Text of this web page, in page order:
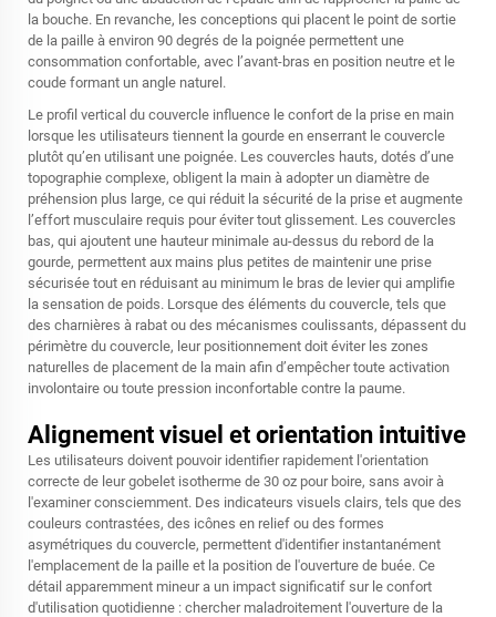
la bouche. En revanche, les conceptions qui placent le point de sortie
de la paille à environ 90 degrés de la poignée permettent une
consommation confortable, avec l’avant-bras en position neutre et le
coude formant un angle naturel.
Le profil vertical du couvercle influence le confort de la prise en main
lorsque les utilisateurs tiennent la gourde en enserrant le couvercle
plutôt qu’en utilisant une poignée. Les couvercles hauts, dotés d’une
topographie complexe, obligent la main à adopter un diamètre de
préhension plus large, ce qui réduit la sécurité de la prise et augmente
l’effort musculaire requis pour éviter tout glissement. Les couvercles
bas, qui ajoutent une hauteur minimale au-dessus du rebord de la
gourde, permettent aux mains plus petites de maintenir une prise
sécurisée tout en réduisant au minimum le bras de levier qui amplifie
la sensation de poids. Lorsque des éléments du couvercle, tels que
des charnières à rabat ou des mécanismes coulissants, dépassent du
périmètre du couvercle, leur positionnement doit éviter les zones
naturelles de placement de la main afin d’empêcher toute activation
involontaire ou toute pression inconfortable contre la paume.
Alignement visuel et orientation intuitive
Les utilisateurs doivent pouvoir identifier rapidement l'orientation
correcte de leur gobelet isotherme de 30 oz pour boire, sans avoir à
l'examiner consciemment. Des indicateurs visuels clairs, tels que des
couleurs contrastées, des icônes en relief ou des formes
asymétriques du couvercle, permettent d'identifier instantanément
l'emplacement de la paille et la position de l'ouverture de buée. Ce
détail apparemment mineur a un impact significatif sur le confort
d'utilisation quotidienne : chercher maladroitement l'ouverture de la